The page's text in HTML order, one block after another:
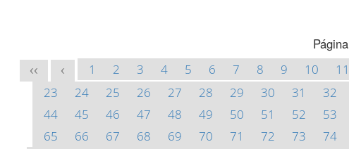
Página
<< < 1 2 3 4 5 6 7 8 9 10 11
23
24 25 26 27 28 29 30 31 32
44
45 46 47 48 49 50 51 52 53
65
66 67 68 69 70 71 72 73 74